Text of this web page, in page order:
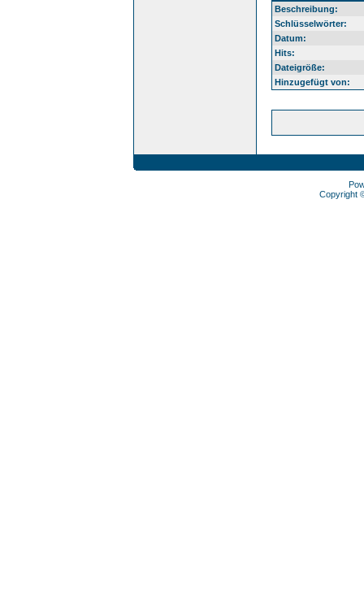
Beschreibung:
Schlüsselwörter:
Datum:
Hits:
Dateigröße:
Hinzugefügt von:
Copyright